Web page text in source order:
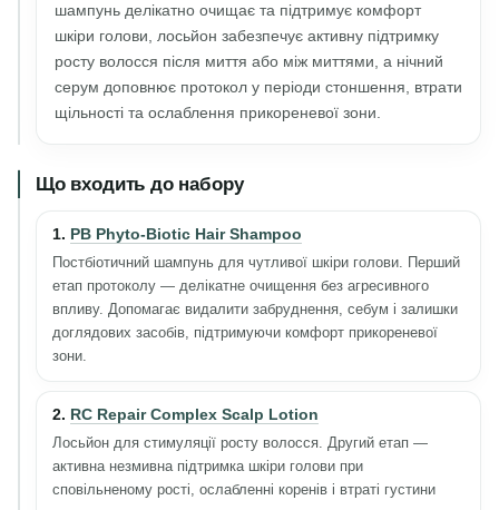
шампунь делікатно очищає та підтримує комфорт
шкіри голови, лосьйон забезпечує активну підтримку
росту волосся після миття або між миттями, а нічний
серум доповнює протокол у періоди стоншення, втрати
щільності та ослаблення прикореневої зони.
Що входить до набору
1. PB Phyto-Biotic Hair Shampoo
Постбіотичний шампунь для чутливої шкіри голови. Перший
етап протоколу — делікатне очищення без агресивного
впливу. Допомагає видалити забруднення, себум і залишки
доглядових засобів, підтримуючи комфорт прикореневої
зони.
2. RC Repair Complex Scalp Lotion
Лосьйон для стимуляції росту волосся. Другий етап —
активна незмивна підтримка шкіри голови при
сповільненому рості, ослабленні коренів і втраті густини